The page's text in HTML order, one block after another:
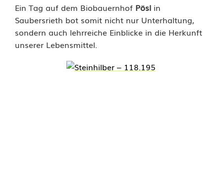
m
B
i
Ein Tag auf dem Biobauernhof Pösl in
Saubersrieth bot somit nicht nur Unterhaltung,
sondern auch lehrreiche Einblicke in die Herkunft
unserer Lebensmittel.